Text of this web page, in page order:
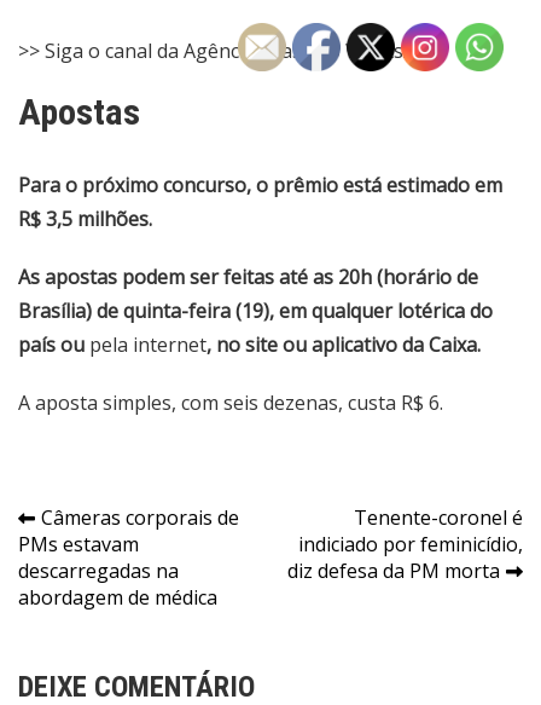
>> Siga o canal da Agência Brasil no WhatsApp
Apostas
Para o próximo concurso, o prêmio está estimado em
R$ 3,5 milhões.
As apostas podem ser feitas até as 20h (horário de
Brasília) de quinta-feira (19), em qualquer lotérica do
país ou pela internet, no site ou aplicativo da Caixa.
A aposta simples, com seis dezenas, custa R$ 6.
Navegação
de
Post
Câmeras corporais de
PMs estavam
descarregadas na
abordagem de médica
Tenente-coronel é
indiciado por feminicídio,
diz defesa da PM morta
DEIXE COMENTÁRIO